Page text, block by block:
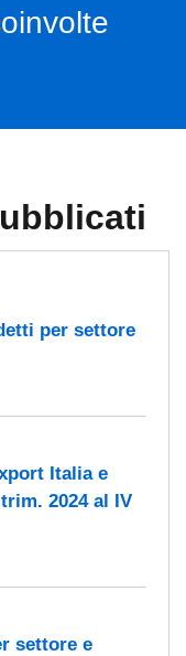
per settore
Italia e
2024 al IV
settore e